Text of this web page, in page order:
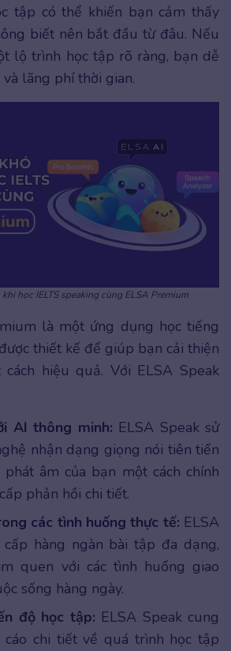
tập có thể khiến bạn cảm thấy
biết nên bắt đầu từ đâu. Nếu
lộ trình học tập rõ ràng, bạn dễ
lãng phí thời gian.
học IELTS speaking cùng ELSA Premium
là một ứng dụng học tiếng
thiết kế để giúp bạn cải thiện
hiệu quả. Với ELSA Speak
AI thông minh: ELSA Speak sử
nhận dạng giọng nói tiên tiến
âm của bạn một cách chính
phản hồi chi tiết.
các tình huống thực tế: ELSA
cấp hàng ngàn bài tập đa dạng,
quen với các tình huống giao
sống hàng ngày.
độ học tập: ELSA Speak cung
cáo chi tiết về quá trình học tập